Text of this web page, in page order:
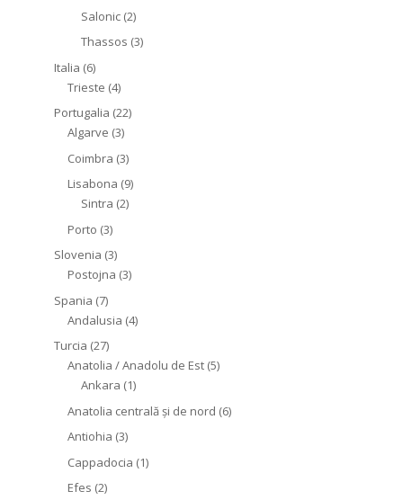
Salonic(2)
Thassos (3)
Italia (6)
Trieste (4)
Portugalia (22)
Algarve (3)
Coimbra (3)
Lisabona (9)
Sintra (2)
Porto (3)
Slovenia (3)
Postojna (3)
Spania (7)
Andalusia (4)
Turcia (27)
Anatolia / Anadolu de Est(5)
Ankara (1)
Anatolia centrală și de nord (6)
Antiohia (3)
Cappadocia (1)
Efes (2)